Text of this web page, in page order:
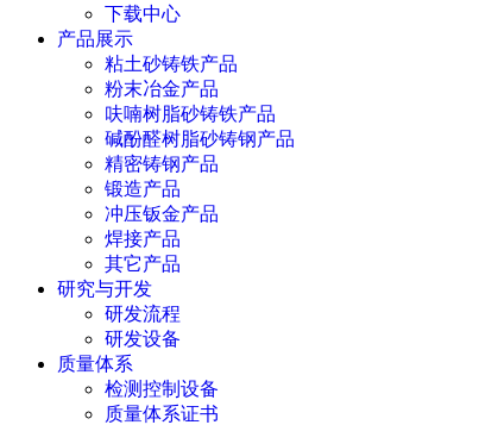
下载中心
产品展示
粘土砂铸铁产品
粉末冶金产品
呋喃树脂砂铸铁产品
碱酚醛树脂砂铸钢产品
精密铸钢产品
锻造产品
冲压钣金产品
焊接产品
其它产品
研究与开发
研发流程
研发设备
质量体系
检测控制设备
质量体系证书